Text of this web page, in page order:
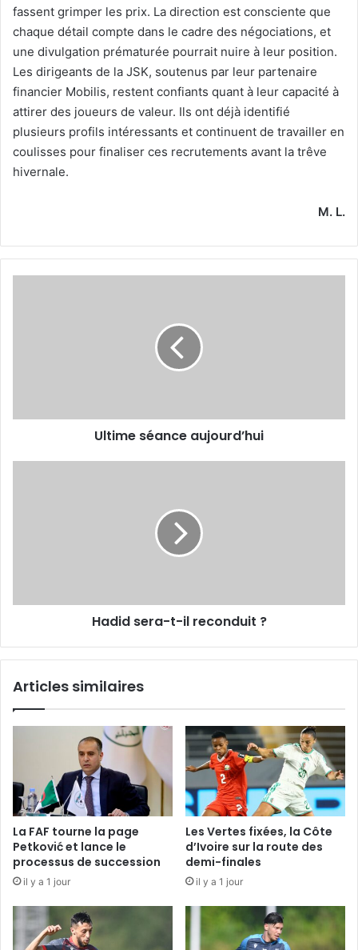
fassent grimper les prix. La direction est consciente que
chaque détail compte dans le cadre des négociations, et
une divulgation prématurée pourrait nuire à leur position.
Les dirigeants de la JSK, soutenus par leur partenaire
financier Mobilis, restent confiants quant à leur capacité à
attirer des joueurs de valeur. Ils ont déjà identifié
plusieurs profils intéressants et continuent de travailler en
coulisses pour finaliser ces recrutements avant la trêve
hivernale.
M. L.
Ultime séance aujourd’hui
Hadid sera-t-il reconduit ?
Articles similaires
La FAF tourne la page
Petković et lance le
processus de succession
il y a 1 jour
Les Vertes fixées, la Côte
d’Ivoire sur la route des
demi-finales
il y a 1 jour